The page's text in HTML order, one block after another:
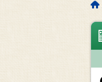
こ
ペ
位